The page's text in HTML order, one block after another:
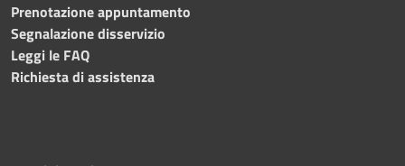
Prenotazione appuntamento
Segnalazione disservizio
Leggi le FAQ
Richiesta di assistenza